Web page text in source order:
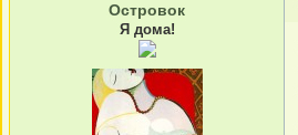
Островок
Я дома!